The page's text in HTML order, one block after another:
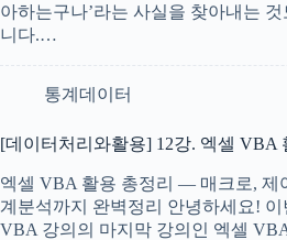
아하는구나’라는 사실을 찾아내는
니다.…
통계데이터
[데이터처리와활용] 12강. 엑셀 VBA
엑셀 VBA 활용 총정리 — 매크로, 제
계분석까지 완벽정리 안녕하세요! 이
VBA 강의의 마지막 강의인 엑셀